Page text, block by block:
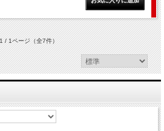
/ 1ページ（全7件）